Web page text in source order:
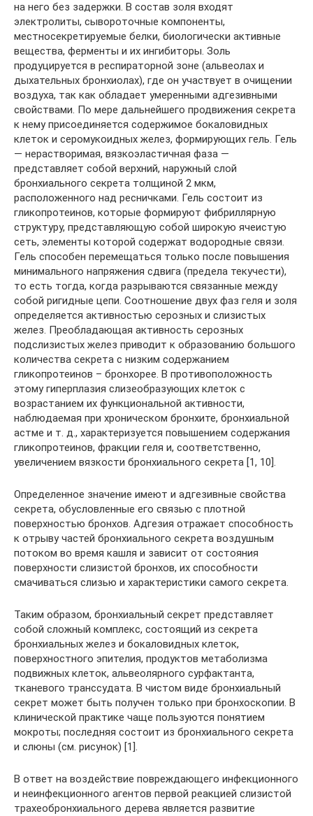
на него без задержки. В состав золя входят
электролиты, сывороточные компоненты,
местносекретируемые белки, биологически активные
вещества, ферменты и их ингибиторы. Золь
продуцируется в респираторной зоне (альвеолах и
дыхательных бронхиолах), где он участвует в очищении
воздуха, так как обладает умеренными адгезивными
свойствами. По мере дальнейшего продвижения секрета
к нему присоединяется содержимое бокаловидных
клеток и серомукоидных желез, формирующих гель. Гель
— нерастворимая, вязкоэластичная фаза —
представляет собой верхний, наружный слой
бронхиального секрета толщиной 2 мкм,
расположенного над ресничками. Гель состоит из
гликопротеинов, которые формируют фибриллярную
структуру, представляющую собой широкую ячеистую
сеть, элементы которой содержат водородные связи.
Гель способен перемещаться только после повышения
минимального напряжения сдвига (предела текучести),
то есть тогда, когда разрываются связанные между
собой ригидные цепи. Соотношение двух фаз геля и золя
определяется активностью серозных и слизистых
желез. Преобладающая активность серозных
подслизистых желез приводит к образованию большого
количества секрета с низким содержанием
гликопротеинов – бронхорее. В противоположность
этому гиперплазия слизеобразующих клеток с
возрастанием их функциональной активности,
наблюдаемая при хроническом бронхите, бронхиальной
астме и т. д., характеризуется повышением содержания
гликопротеинов, фракции геля и, соответственно,
увеличением вязкости бронхиального секрета [1, 10].
Определенное значение имеют и адгезивные свойства
секрета, обусловленные его связью с плотной
поверхностью бронхов. Адгезия отражает способность
к отрыву частей бронхиального секрета воздушным
потоком во время кашля и зависит от состояния
поверхности слизистой бронхов, их способности
смачиваться слизью и характеристики самого секрета.
Таким образом, бронхиальный секрет представляет
собой сложный комплекс, состоящий из секрета
бронхиальных желез и бокаловидных клеток,
поверхностного эпителия, продуктов метаболизма
подвижных клеток, альвеолярного сурфактанта,
тканевого транссудата. В чистом виде бронхиальный
секрет может быть получен только при бронхоскопии. В
клинической практике чаще пользуются понятием
мокроты; последняя состоит из бронхиального секрета
и слюны (см. рисунок) [1].
В ответ на воздействие повреждающего инфекционного
и неинфекционного агентов первой реакцией слизистой
трахеобронхиального дерева является развитие